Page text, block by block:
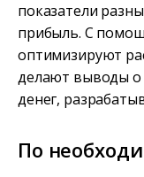
показатели
прибыль. С
оптимизируют
делают выводы о
денег,
По